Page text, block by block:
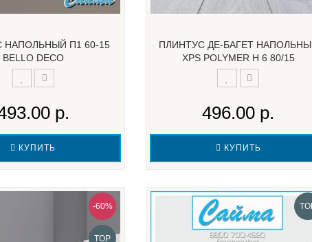
НАПОЛЬНЫЙ П1 60-15
BELLO DECO
р.
КУПИТЬ
ПЛИНТУС ДЕ-БАГЕТ
XPS POLYMER Н 6 80/15
496.00 р.
КУПИТЬ
-60%
TOP